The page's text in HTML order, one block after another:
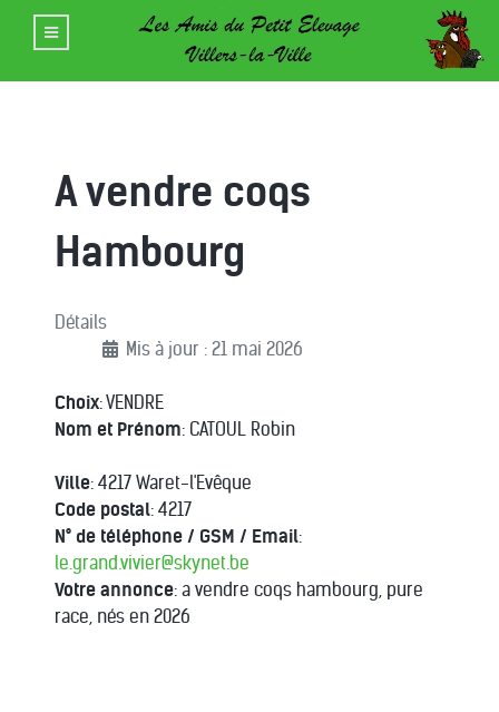
A vendre coqs
Hambourg
Détails
Mis à jour : 21 mai 2026
Choix: VENDRE
Nom et Prénom: CATOUL Robin
Ville: 4217 Waret-l'Evêque
Code postal: 4217
N° de téléphone / GSM / Email:
le.grand.vivier@skynet.be
Votre annonce: a vendre coqs hambourg, pure
race, nés en 2026